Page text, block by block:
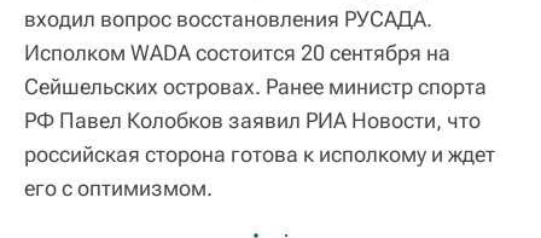
входил вопрос восстановления РУСАДА.
Исполком WADA состоится 20 сентября на
Сейшельских островах. Ранее министр спорта
РФ Павел Колобков заявил РИА Новости, что
российская сторона готова к исполкому и ждет
его с оптимизмом.